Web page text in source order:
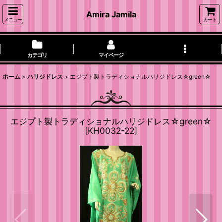
メニュー
Amira Jamila
カート
カテゴリ マイページ
ホーム > ハリジドレス > エジプト製トラディショナルハリジドレス☆green☆
エジプト製トラディショナルハリジドレス☆green☆
[KH0032-22]